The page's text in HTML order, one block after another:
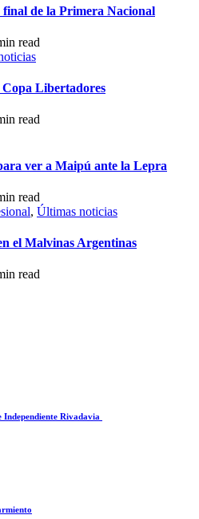
final de la Primera Nacional
read
Libertadores
read
ver a Maipú ante la Lepra
read
, Últimas noticias
el Malvinas Argentinas
read
Independiente Rivadavia